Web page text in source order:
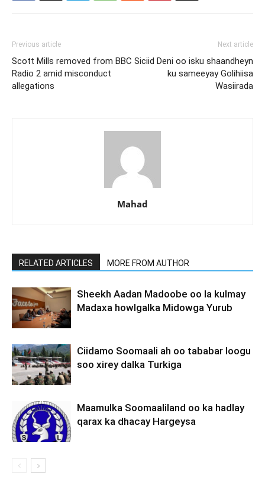
Previous article
Scott Mills removed from BBC
Radio 2 amid misconduct
allegations
Next article
Siciid Deni oo isku shaandheyn
ku sameeyay Golihiisa
Wasiirada
Mahad
RELATED ARTICLES MORE FROM AUTHOR
Sheekh Aadan Madoobe oo la kulmay
Madaxa howlgalka Midowga Yurub
Ciidamo Soomaali ah oo tababar loogu
soo xirey dalka Turkiga
Maamulka Soomaaliland oo ka hadlay
qarax ka dhacay Hargeysa